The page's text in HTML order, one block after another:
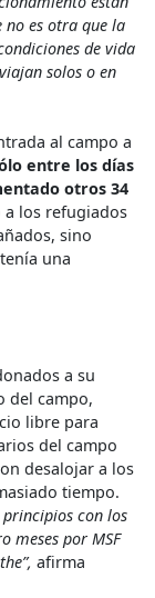
no es otra que la
de vida
solos o en
al campo a
entre los días
otros 34
a los refugiados
sino
una
a su
del campo,
libre para
del campo
desalojar a los
tiempo.
principios con los
meses por MSF
afirma